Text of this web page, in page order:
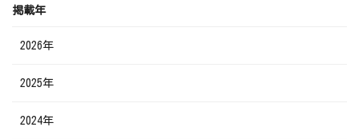
掲載年
2026年
2025年
2024年